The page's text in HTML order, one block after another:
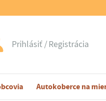
Prihlásiť Registrácia
Autokoberce na